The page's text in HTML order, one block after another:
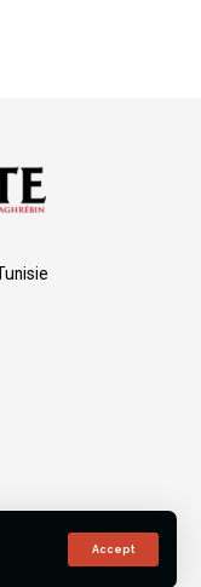
Accept
Rights Reserved